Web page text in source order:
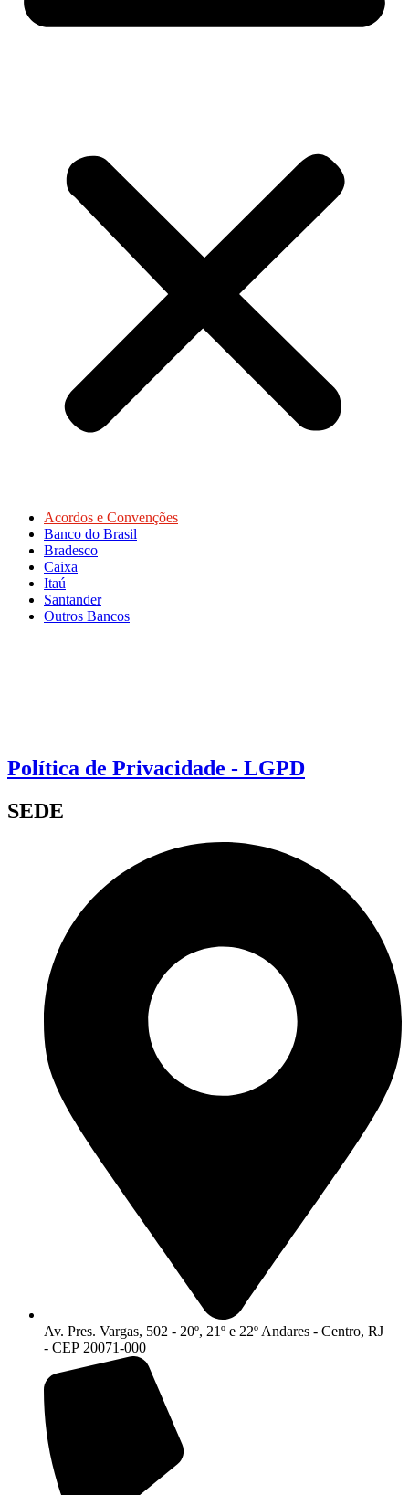
Acordos e Convenções
Banco do Brasil
Bradesco
Caixa
Itaú
Santander
Outros Bancos
Política de Privacidade - LGPD
SEDE
Av. Pres. Vargas, 502 - 20º, 21º e 22º Andares - Centro, RJ
- CEP 20071-000